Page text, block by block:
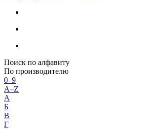
Поиск по алфавиту
По производителю
0–9
A–Z
А
Б
В
Г